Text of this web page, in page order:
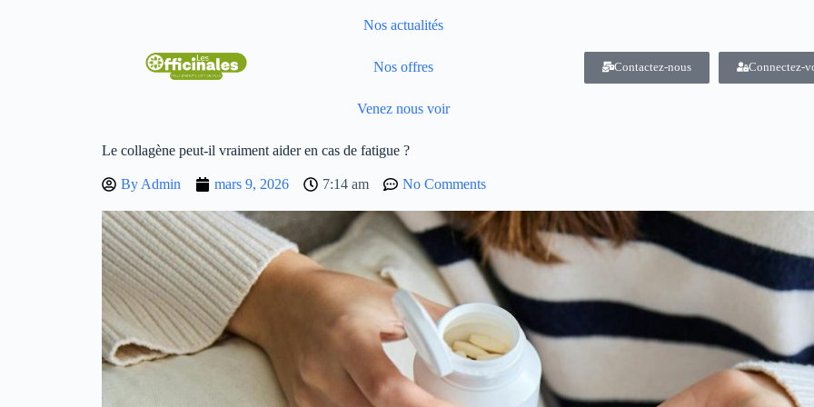
Nos actualités
Nos offres
Venez nous voir
Contactez-nous Connectez-
Le collagène peut-il vraiment aider en cas de fatigue ?
By Admin mars 9, 2026 7:14 am No Comments